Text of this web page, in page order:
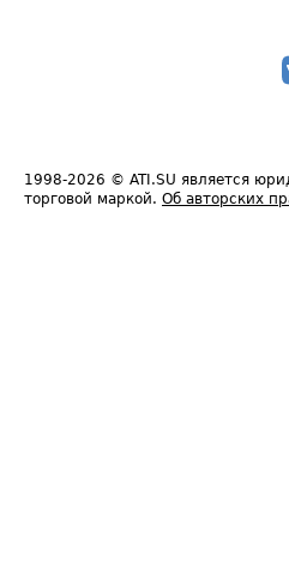
1998-2026 © ATI.SU является
торговой маркой. Об авторских